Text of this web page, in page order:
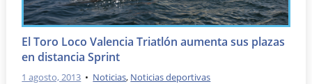
El Toro Loco Valencia Triatlón aumenta sus plazas
en distancia Sprint
1 agosto, 2013 • Noticias, Noticias deportivas